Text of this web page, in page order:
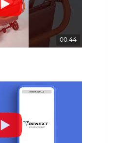
00:44